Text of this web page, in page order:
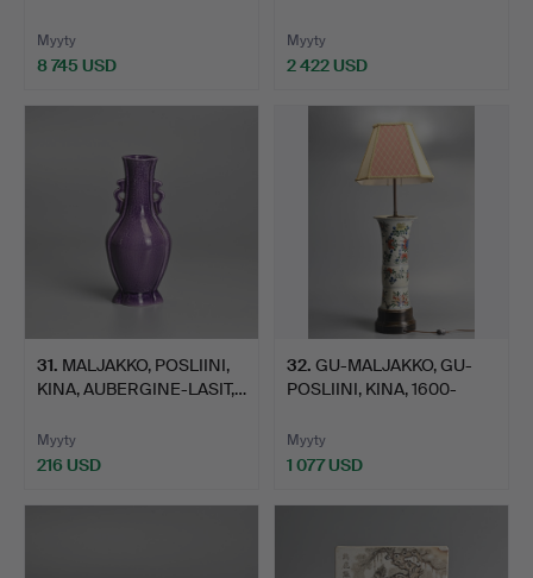
Myyty
8 745 USD
Myyty
2 422 USD
31. MALJAKKO, POSLIINI,
KINA, AUBERGINE-LASIT,…
Myyty
216 USD
32. GU-MALJAKKO, GU-
POSLIINI, KINA, 1600-
Myyty
1 077 USD